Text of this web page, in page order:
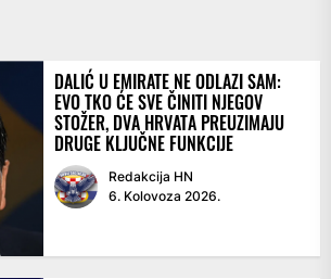
DALIĆ U EMIRATE NE ODLAZI SAM:
EVO TKO ĆE SVE ČINITI NJEGOV
STOŽER, DVA HRVATA PREUZIMAJU
DRUGE KLJUČNE FUNKCIJE
Redakcija HN
6. Kolovoza 2026.